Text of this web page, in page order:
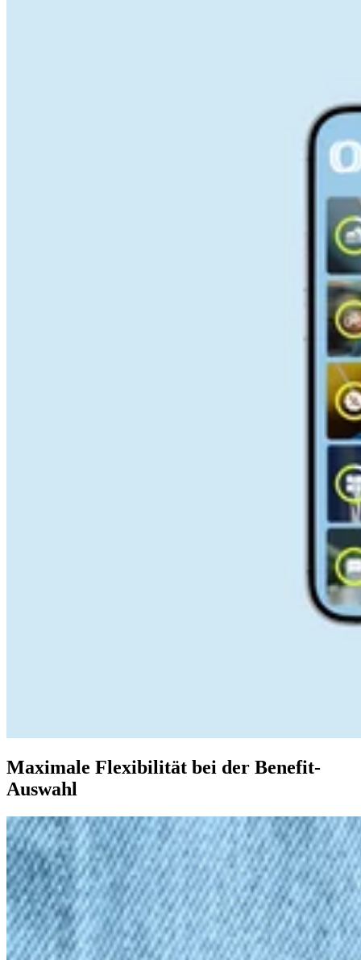
Maximale Flexibilität bei der Benefit-
Auswahl